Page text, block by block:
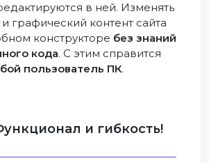
в ней. Изменять
графический контент сайта
конструкторе без знаний
кода. С этим справится
пользователь ПК.
и гибкость!